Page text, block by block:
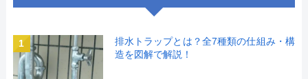
1
排水トラップとは？全7種類の仕組み・構
造を図解で解説！